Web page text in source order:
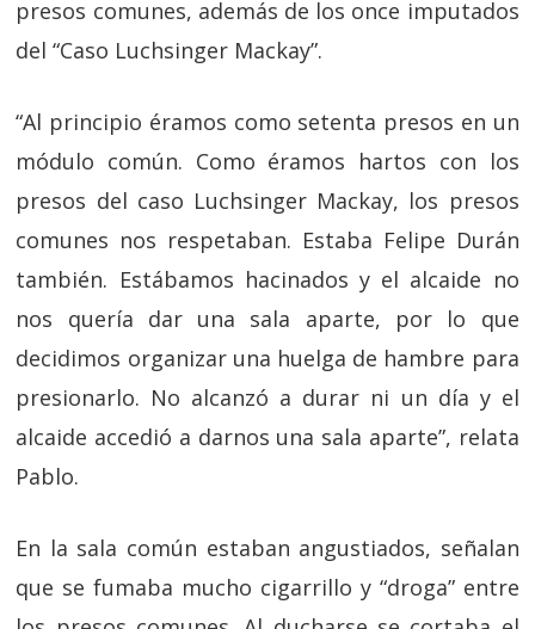
presos comunes, además de los once imputados
del “Caso Luchsinger Mackay”.
“Al principio éramos como setenta presos en un
módulo común. Como éramos hartos con los
presos del caso Luchsinger Mackay, los presos
comunes nos respetaban. Estaba Felipe Durán
también. Estábamos hacinados y el alcaide no
nos quería dar una sala aparte, por lo que
decidimos organizar una huelga de hambre para
presionarlo. No alcanzó a durar ni un día y el
alcaide accedió a darnos una sala aparte”, relata
Pablo.
En la sala común estaban angustiados, señalan
que se fumaba mucho cigarrillo y “droga” entre